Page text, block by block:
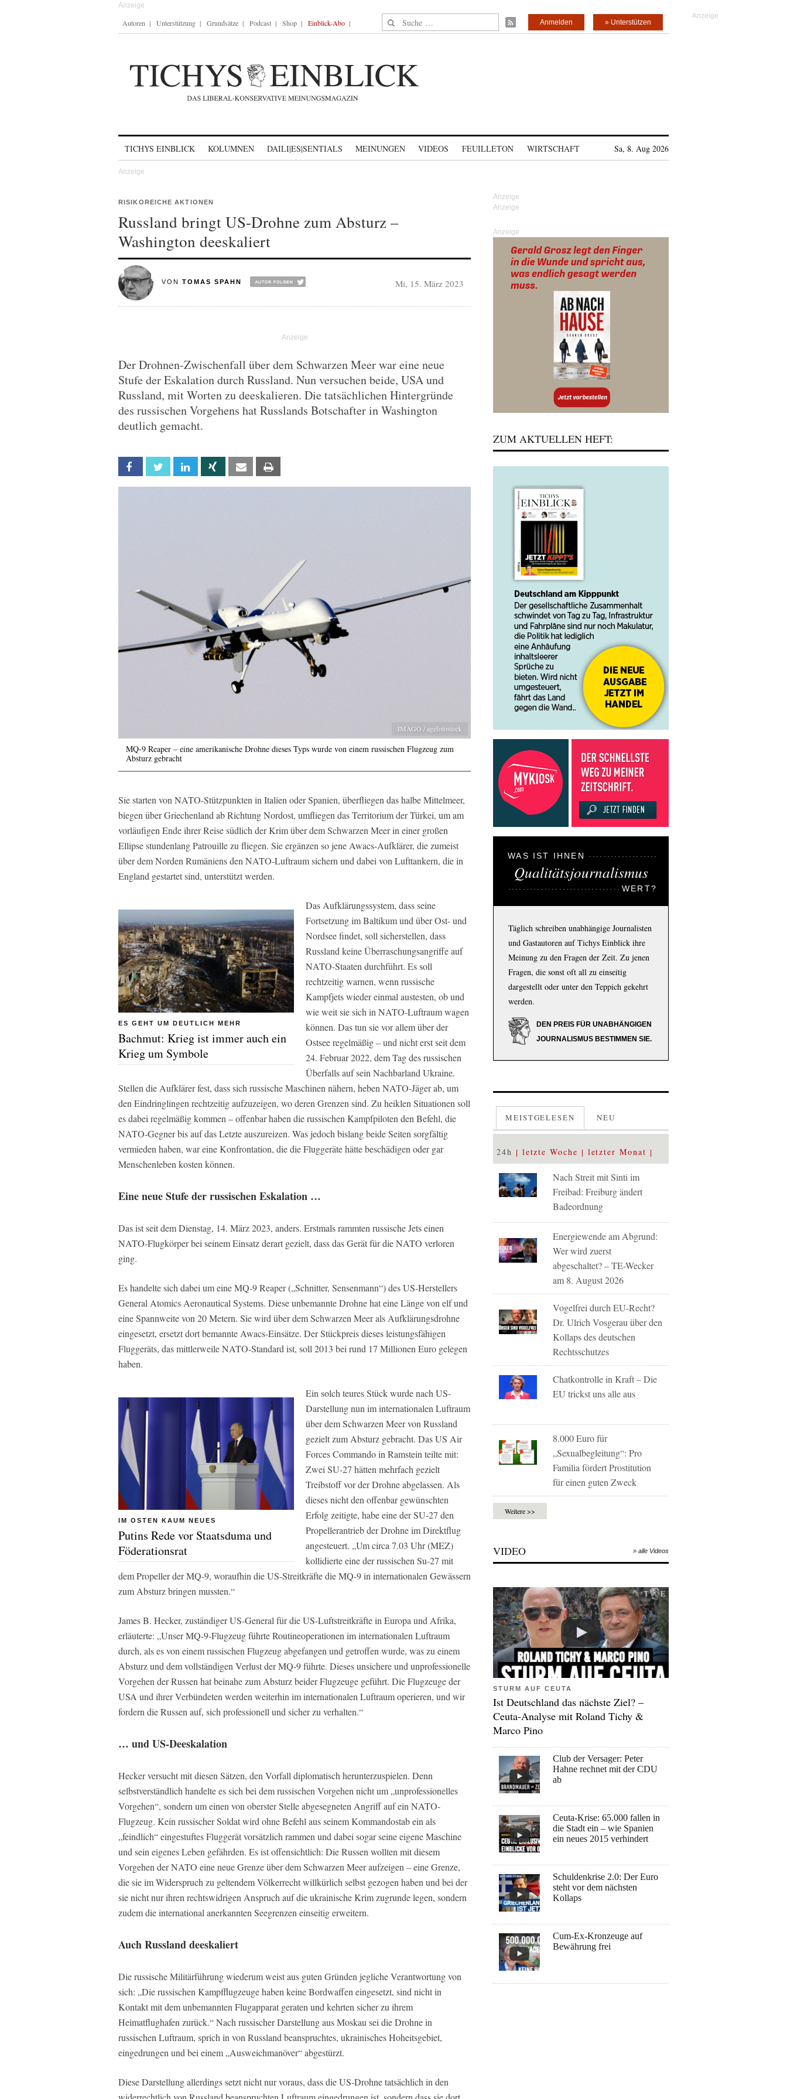
Autoren Unterstützung Grundsätze Podcast Shop Einblick-Abo Suche nach: » Unterstützen
Anmelden
TICHYS EINBLICK KOLUMNEN DAILI|ES|SENTIALS MEINUNGEN VIDEOS FEUILLETON WIRTSCHAFT Sa, 8. Aug 2026
RISIKOREICHE AKTIONEN
Russland bringt US-Drohne zum Absturz –
Washington deeskaliert
VON TOMAS SPAHN Mi, 15. März 2023
Der Drohnen-Zwischenfall über dem Schwarzen Meer war eine neue
Stufe der Eskalation durch Russland. Nun versuchen beide, USA und
Russland, mit Worten zu deeskalieren. Die tatsächlichen Hintergründe
des russischen Vorgehens hat Russlands Botschafter in Washington
deutlich gemacht.
Facebook Twitter Linkedin Xing Email
IMAGO / agefotostock
MQ-9 Reaper – eine amerikanische Drohne dieses Typs wurde von einem russischen Flugzeug zum
Absturz gebracht
Sie starten von NATO-Stützpunkten in Italien oder Spanien, überfliegen das halbe Mittelmeer,
biegen über Griechenland ab Richtung Nordost, umfliegen das Territorium der Türkei, um am
vorläufigen Ende ihrer Reise südlich der Krim über dem Schwarzen Meer in einer großen
Ellipse stundenlang Patrouille zu fliegen. Sie ergänzen so jene Awacs-Aufklärer, die zumeist
über dem Norden Rumäniens den NATO-Luftraum sichern und dabei von Lufttankern, die in
England gestartet sind, unterstützt werden.
ES GEHT UM DEUTLICH MEHR
Bachmut: Krieg ist immer auch ein
Krieg um Symbole
Das Aufklärungssystem, dass seine
Fortsetzung im Baltikum und über Ost- und
Nordsee findet, soll sicherstellen, dass
Russland keine Überraschungsangriffe auf
NATO-Staaten durchführt. Es soll
rechtzeitig warnen, wenn russische
Kampfjets wieder einmal austesten, ob und
wie weit sie sich in NATO-Luftraum wagen
können. Das tun sie vor allem über der
Ostsee regelmäßig – und nicht erst seit dem
24. Februar 2022, dem Tag des russischen
Überfalls auf sein Nachbarland Ukraine.
Stellen die Aufklärer fest, dass sich russische Maschinen nähern, heben NATO-Jäger ab, um
den Eindringlingen rechtzeitig aufzuzeigen, wo deren Grenzen sind. Zu heiklen Situationen soll
es dabei regelmäßig kommen – offenbar haben die russischen Kampfpiloten den Befehl, die
NATO-Gegner bis auf das Letzte auszureizen. Was jedoch bislang beide Seiten sorgfältig
vermieden haben, war eine Konfrontation, die die Fluggeräte hätte beschädigen oder gar
Menschenleben kosten können.
Eine neue Stufe der russischen Eskalation …
Das ist seit dem Dienstag, 14. März 2023, anders. Erstmals rammten russische Jets einen
NATO-Flugkörper bei seinem Einsatz derart gezielt, dass das Gerät für die NATO verloren
ging.
Es handelte sich dabei um eine MQ-9 Reaper („Schnitter, Sensenmann“) des US-Herstellers
General Atomics Aeronautical Systems. Diese unbemannte Drohne hat eine Länge von elf und
eine Spannweite von 20 Metern. Sie wird über dem Schwarzen Meer als Aufklärungsdrohne
eingesetzt, ersetzt dort bemannte Awacs-Einsätze. Der Stückpreis dieses leistungsfähigen
Fluggeräts, das mittlerweile NATO-Standard ist, soll 2013 bei rund 17 Millionen Euro gelegen
haben.
IM OSTEN KAUM NEUES
Putins Rede vor Staatsduma und
Föderationsrat
Ein solch teures Stück wurde nach US-
Darstellung nun im internationalen Luftraum
über dem Schwarzen Meer von Russland
gezielt zum Absturz gebracht. Das US Air
Forces Commando in Ramstein teilte mit:
Zwei SU-27 hätten mehrfach gezielt
Treibstoff vor der Drohne abgelassen. Als
dieses nicht den offenbar gewünschten
Erfolg zeitigte, habe eine der SU-27 den
Propellerantrieb der Drohne im Direktflug
angesteuert. „Um circa 7.03 Uhr (MEZ)
kollidierte eine der russischen Su-27 mit
dem Propeller der MQ-9, woraufhin die US-Streitkräfte die MQ-9 in internationalen Gewässern
zum Absturz bringen mussten.“
James B. Hecker, zuständiger US-General für die US-Luftstreitkräfte in Europa und Afrika,
erläuterte: „Unser MQ-9-Flugzeug führte Routineoperationen im internationalen Luftraum
durch, als es von einem russischen Flugzeug abgefangen und getroffen wurde, was zu einem
Absturz und dem vollständigen Verlust der MQ-9 führte. Dieses unsichere und unprofessionelle
Vorgehen der Russen hat beinahe zum Absturz beider Flugzeuge geführt. Die Flugzeuge der
USA und ihrer Verbündeten werden weiterhin im internationalen Luftraum operieren, und wir
fordern die Russen auf, sich professionell und sicher zu verhalten.“
… und US-Deeskalation
Hecker versucht mit diesen Sätzen, den Vorfall diplomatisch herunterzuspielen. Denn
selbstverständlich handelte es sich bei dem russischen Vorgehen nicht um „unprofessionelles
Vorgehen“, sondern um einen von oberster Stelle abgesegneten Angriff auf ein NATO-
Flugzeug. Kein russischer Soldat wird ohne Befehl aus seinem Kommandostab ein als
„feindlich“ eingestuftes Fluggerät vorsätzlich rammen und dabei sogar seine eigene Maschine
und sein eigenes Leben gefährden. Es ist offensichtlich: Die Russen wollten mit diesem
Vorgehen der NATO eine neue Grenze über dem Schwarzen Meer aufzeigen – eine Grenze,
die sie im Widerspruch zu geltendem Völkerrecht willkürlich selbst gezogen haben und bei der
sie nicht nur ihren rechtswidrigen Anspruch auf die ukrainische Krim zugrunde legen, sondern
zudem die international anerkannten Seegrenzen einseitig erweitern.
Auch Russland deeskaliert
Die russische Militärführung wiederum weist aus guten Gründen jegliche Verantwortung von
sich: „Die russischen Kampfflugzeuge haben keine Bordwaffen eingesetzt, sind nicht in
Kontakt mit dem unbemannten Flugapparat geraten und kehrten sicher zu ihrem
Heimatflughafen zurück.“ Nach russischer Darstellung aus Moskau sei die Drohne in
russischen Luftraum, sprich in von Russland beanspruchtes, ukrainisches Hoheitsgebiet,
eingedrungen und bei einem „Ausweichmanöver“ abgestürzt.
Diese Darstellung allerdings setzt nicht nur voraus, dass die US-Drohne tatsächlich in den
Anzeige
ZUM AKTUELLEN HEFT:
WAS IST IHNEN
Qualitätsjournalismus
WERT?
Täglich schreiben unabhängige Journalisten
und Gastautoren auf Tichys Einblick ihre
Meinung zu den Fragen der Zeit. Zu jenen
Fragen, die sonst oft all zu einseitig
dargestellt oder unter den Teppich gekehrt
werden.
DEN PREIS FÜR UNABHÄNGIGEN
JOURNALISMUS BESTIMMEN SIE.
MEISTGELESEN NEU
24h letzte Woche letzter Monat
Nach Streit mit Sinti im
Freibad: Freiburg ändert
Badeordnung
Energiewende am Abgrund:
Wer wird zuerst
abgeschaltet? – TE-Wecker
am 8. August 2026
Vogelfrei durch EU-Recht?
Dr. Ulrich Vosgerau über den
Kollaps des deutschen
Rechtsschutzes
Chatkontrolle in Kraft – Die
EU trickst uns alle aus
8.000 Euro für
„Sexualbegleitung“: Pro
Familia fördert Prostitution
für einen guten Zweck
Weitere >>
VIDEO » alle Videos
STURM AUF CEUTA
Ist Deutschland das nächste Ziel? –
Ceuta-Analyse mit Roland Tichy &
Marco Pino
Club der Versager: Peter
Hahne rechnet mit der CDU
ab
Ceuta-Krise: 65.000 fallen in
die Stadt ein – wie Spanien
ein neues 2015 verhindert
Schuldenkrise 2.0: Der Euro
steht vor dem nächsten
Kollaps
Cum-Ex-Kronzeuge auf
Bewährung frei